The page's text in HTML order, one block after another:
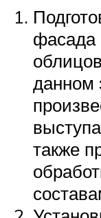
фасада
данном
также